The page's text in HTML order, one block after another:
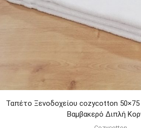
Ταπέτο Ξενοδοχείου cozycotton 50×75
Βαμβακερό Διπλή